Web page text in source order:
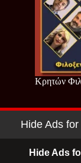
Κρητών
Copyright © 2026 -
Hide Ads
Hide Ads